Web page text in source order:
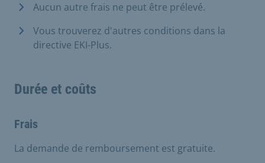
Aucun autre frais ne peut être prélevé.
Vous trouverez d'autres conditions dans la
directive EKI-Plus.
Durée et coûts
Frais
La demande de remboursement est gratuite.